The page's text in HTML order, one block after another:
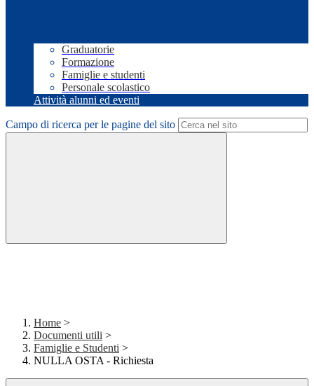
Graduatorie
Formazione
Famiglie e studenti
Personale scolastico
Attività alunni ed eventi
Campo di ricerca per le pagine del sito
Home >
Documenti utili >
Famiglie e Studenti >
NULLA OSTA - Richiesta